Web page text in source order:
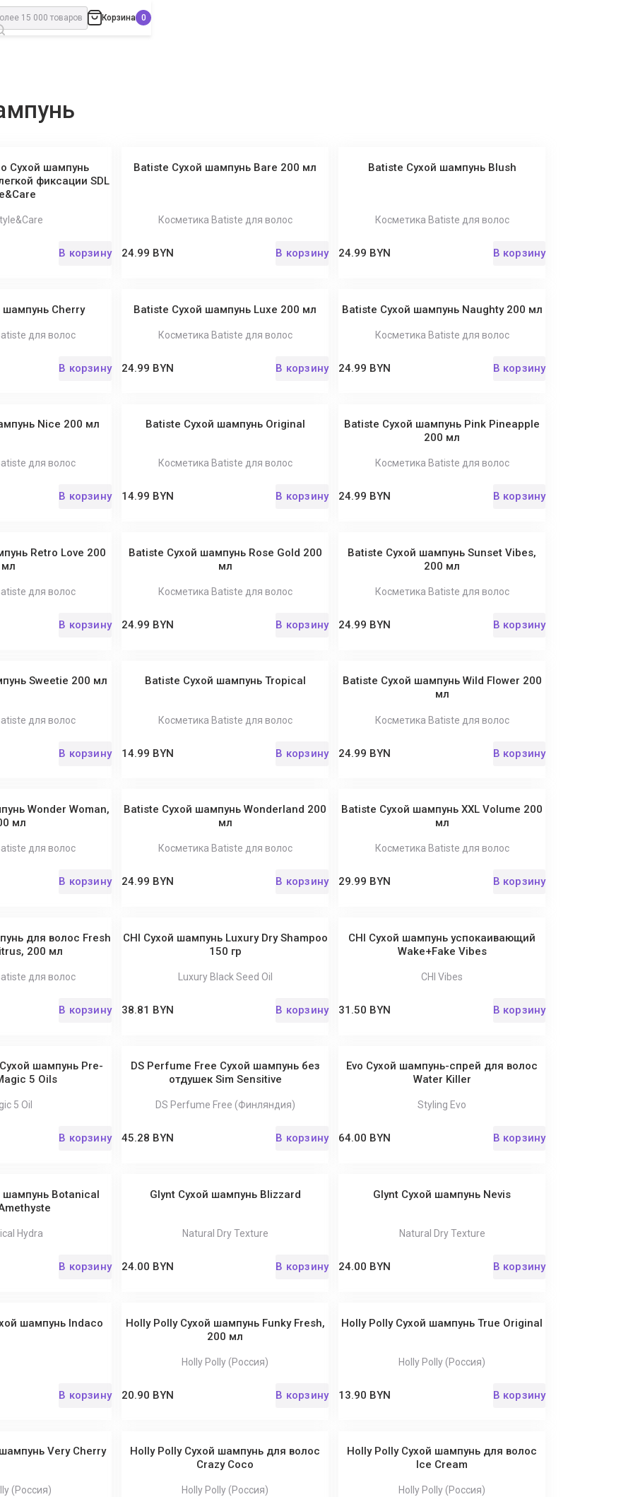
Корзина
Сухой шампунь
фиксации SDL
В корзину
Batiste Сухой шампунь Bare 200 мл
Косметика Batiste для волос
24.99 BYN В корзину
Batiste Сухой шампунь Blush
Косметика Batiste для волос
24.99 BYN В корзину
шампунь Cherry
для волос
В корзину
Batiste Сухой шампунь Luxe 200 мл
Косметика Batiste для волос
24.99 BYN В корзину
Batiste Сухой шампунь Naughty 200 мл
Косметика Batiste для волос
24.99 BYN В корзину
Nice 200 мл
для волос
В корзину
Batiste Сухой шампунь Original
Косметика Batiste для волос
14.99 BYN В корзину
Batiste Сухой шампунь Pink Pineapple
200 мл
Косметика Batiste для волос
24.99 BYN В корзину
Retro Love 200
мл
для волос
В корзину
Batiste Сухой шампунь Rose Gold 200
мл
Косметика Batiste для волос
24.99 BYN В корзину
Batiste Сухой шампунь Sunset Vibes,
200 мл
Косметика Batiste для волос
24.99 BYN В корзину
Sweetie 200 мл
для волос
В корзину
Batiste Сухой шампунь Tropical
Косметика Batiste для волос
14.99 BYN В корзину
Batiste Сухой шампунь Wild Flower 200
мл
Косметика Batiste для волос
24.99 BYN В корзину
Wonder Woman,
мл
для волос
В корзину
Batiste Сухой шампунь Wonderland 200
мл
Косметика Batiste для волос
24.99 BYN В корзину
Batiste Сухой шампунь XXL Volume 200
мл
Косметика Batiste для волос
29.99 BYN В корзину
для волос Fresh
200 мл
для волос
В корзину
CHI Сухой шампунь Luxury Dry Shampoo
150 гр
Luxury Black Seed Oil
38.81 BYN В корзину
CHI Сухой шампунь успокаивающий
Wake+Fake Vibes
CHI Vibes
31.50 BYN В корзину
шампунь Pre-
5 Oils
5 Oil
В корзину
DS Perfume Free Сухой шампунь без
отдушек Sim Sensitive
DS Perfume Free (Финляндия)
45.28 BYN В корзину
Evo Сухой шампунь-спрей для волос
Water Killer
Styling Evo
64.00 BYN В корзину
шампунь Botanical
Hydra
В корзину
Glynt Сухой шампунь Blizzard
Natural Dry Texture
24.00 BYN В корзину
Glynt Сухой шампунь Nevis
Natural Dry Texture
24.00 BYN В корзину
шампунь Indaco
В корзину
Holly Polly Сухой шампунь Funky Fresh,
200 мл
Holly Polly (Россия)
20.90 BYN В корзину
Holly Polly Сухой шампунь True Original
Holly Polly (Россия)
13.90 BYN В корзину
Very Cherry
(Россия)
Holly Polly Сухой шампунь для волос
Crazy Coco
Holly Polly (Россия)
Holly Polly Сухой шампунь для волос
Ice Cream
Holly Polly (Россия)